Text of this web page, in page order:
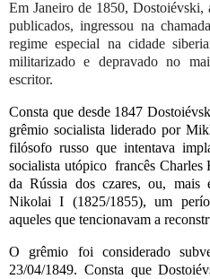
Em Janeiro de 1850, Dostoiévski,
publicados, ingressou na
regime especial na cidade
militarizado e depravado no
escritor.
Consta que desde 1847
grêmio socialista liderado por
filósofo russo que intentava
socialista utópico francês
da Rússia dos czares, ou, mais
Nikolai I (1825/1855), um
aqueles que tencionavam a
O grêmio foi considerado
23/04/1849. Consta que